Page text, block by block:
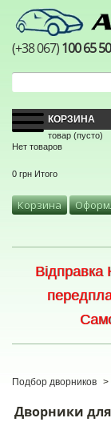
(+38 067)100 65 50
КОРЗИНА
товар (пусто)
Нет товаров
0 грн Итого
Корзина
Подбор дворников >
Дворники для